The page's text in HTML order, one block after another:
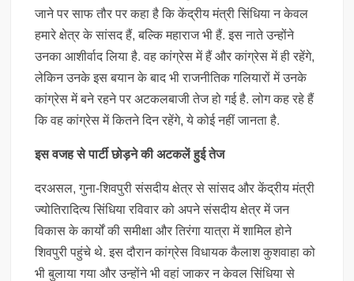
जाने पर साफ तौर पर कहा है कि केंद्रीय मंत्री सिंधिया न केवल
हमारे क्षेत्र के सांसद हैं, बल्कि महाराज भी हैं. इस नाते उन्होंने
उनका आशीर्वाद लिया है. वह कांग्रेस में हैं और कांग्रेस में ही रहेंगे,
लेकिन उनके इस बयान के बाद भी राजनीतिक गलियारों में उनके
कांग्रेस में बने रहने पर अटकलबाजी तेज हो गई है. लोग कह रहे हैं
कि वह कांग्रेस में कितने दिन रहेंगे, ये कोई नहीं जानता है.
इस वजह से पार्टी छोड़ने की अटकलें हुई तेज
दरअसल, गुना-शिवपुरी संसदीय क्षेत्र से सांसद और केंद्रीय मंत्री
ज्योतिरादित्य सिंधिया रविवार को अपने संसदीय क्षेत्र में जन
विकास के कार्यों की समीक्षा और तिरंगा यात्रा में शामिल होने
शिवपुरी पहुंचे थे. इस दौरान कांग्रेस विधायक कैलाश कुशवाहा को
भी बुलाया गया और उन्होंने भी वहां जाकर न केवल सिंधिया से